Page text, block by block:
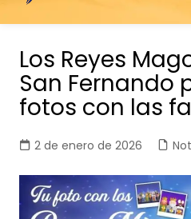
contenido
Los Reyes
San Fernando
fotos con las
2 de enero de 2026